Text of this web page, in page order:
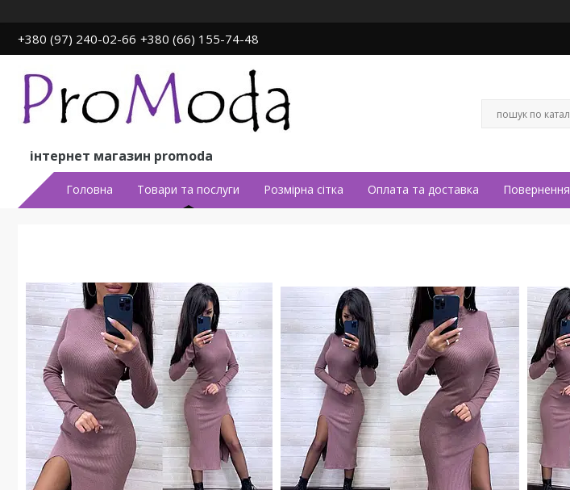
+380 (97) 240-02-66 +380 (66) 155-74-48
інтернет магазин promoda
Головна Товари та послуги Розмірна сітка Оплата та доставка Повернення